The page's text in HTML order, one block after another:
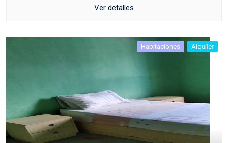
Ver detalles
Habitaciones Alquiler